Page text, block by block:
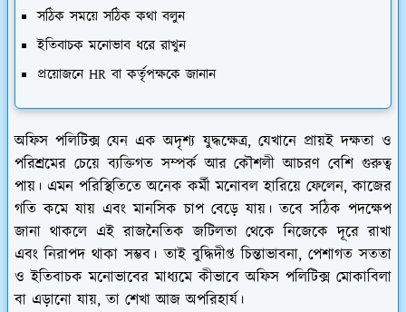
সঠিক সময়ে সঠিক কথা বলুন
ইতিবাচক মনোভাব ধরে রাখুন
প্রয়োজনে HR বা কর্তৃপক্ষকে জানান
অফিস পলিটিক্স যেন এক অদৃশ্য যুদ্ধক্ষেত্র, যেখানে প্রায়ই দক্ষতা ও
পরিশ্রমের চেয়ে ব্যক্তিগত সম্পর্ক আর কৌশলী আচরণ বেশি গুরুত্ব
পায়। এমন পরিস্থিতিতে অনেক কর্মী মনোবল হারিয়ে ফেলেন, কাজের
গতি কমে যায় এবং মানসিক চাপ বেড়ে যায়। তবে সঠিক পদক্ষেপ
জানা থাকলে এই রাজনৈতিক জটিলতা থেকে নিজেকে দূরে রাখা
এবং নিরাপদ থাকা সম্ভব। তাই বুদ্ধিদীপ্ত চিন্তাভাবনা, পেশাগত সততা
ও ইতিবাচক মনোভাবের মাধ্যমে কীভাবে অফিস পলিটিক্স মোকাবিলা
বা এড়ানো যায়, তা শেখা আজ অপরিহার্য।